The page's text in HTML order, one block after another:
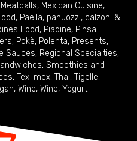
Meatballs, Mexican Cuisine,
, Paella, panuozzi, calzoni &
Food, Piadine, Pinsa
, Pokè, Polenta, Presents,
Sauces, Regional Specialties,
, Smoothies and
, Tex-mex, Thai, Tigelle,
, Wine, Wine, Yogurt